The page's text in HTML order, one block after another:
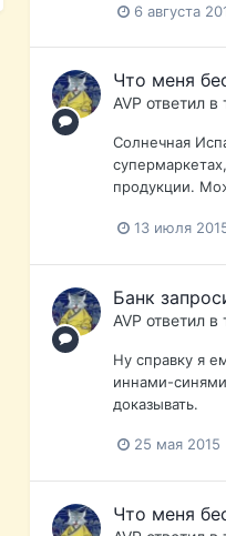
6 августа
Что меня
AVP ответил в
Солнечная
продукции.
13 июля
Банк
AVP ответил в
Ну справку я
иннами-
доказывать.
25 мая 2015
Что меня